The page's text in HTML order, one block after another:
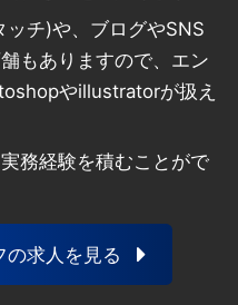
ッチ)や、ブログやSNS
もありますので、エン
やillustratorが扱え
務経験を積むことがで
求人を見る